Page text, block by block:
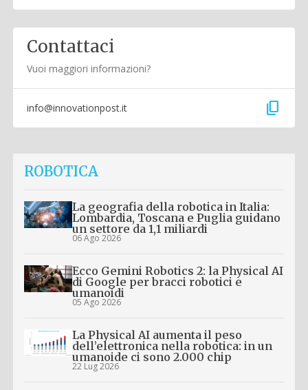
Contattaci
Vuoi maggiori informazioni?
info@innovationpost.it content_copy
ROBOTICA
La geografia della robotica in Italia:
Lombardia, Toscana e Puglia guidano
un settore da 1,1 miliardi
06 Ago 2026
Ecco Gemini Robotics 2: la Physical AI
di Google per bracci robotici e
umanoidi
05 Ago 2026
La Physical AI aumenta il peso
dell’elettronica nella robotica: in un
umanoide ci sono 2.000 chip
22 Lug 2026